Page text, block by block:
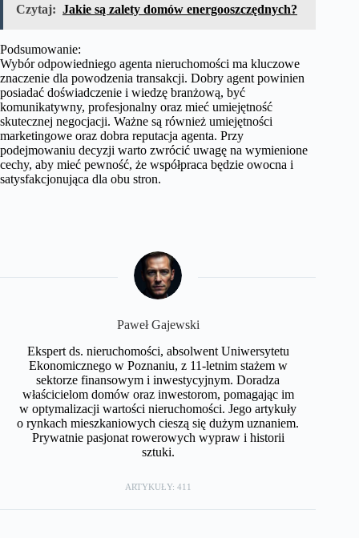
Czytaj: Jakie są zalety domów energooszczędnych?
Podsumowanie:
Wybór odpowiedniego agenta nieruchomości ma kluczowe
znaczenie dla powodzenia transakcji. Dobry agent powinien
posiadać doświadczenie i wiedzę branżową, być
komunikatywny, profesjonalny oraz mieć umiejętność
skutecznej negocjacji. Ważne są również umiejętności
marketingowe oraz dobra reputacja agenta. Przy
podejmowaniu decyzji warto zwrócić uwagę na wymienione
cechy, aby mieć pewność, że współpraca będzie owocna i
satysfakcjonująca dla obu stron.
Paweł Gajewski
Ekspert ds. nieruchomości, absolwent Uniwersytetu
Ekonomicznego w Poznaniu, z 11-letnim stażem w
sektorze finansowym i inwestycyjnym. Doradza
właścicielom domów oraz inwestorom, pomagając im
w optymalizacji wartości nieruchomości. Jego artykuły
o rynkach mieszkaniowych cieszą się dużym uznaniem.
Prywatnie pasjonat rowerowych wypraw i historii
sztuki.
ARTYKUŁY: 411